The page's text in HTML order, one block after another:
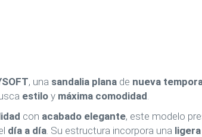
, una sandalia plana de nueva
estilo y máxima comodidad.
con acabado elegante, este modelo
día a día. Su estructura incorpora una